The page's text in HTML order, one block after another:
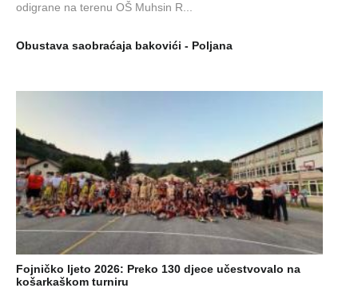
odigrane na terenu OŠ Muhsin R...
Obustava saobraćaja bakovići - Poljana
Fojničko ljeto 2026: Preko 130 djece učestvovalo na
košarkaškom turniru